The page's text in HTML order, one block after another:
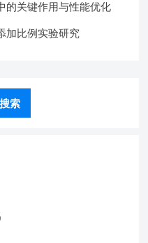
的关键作用与性能优化
加比例实验研究
搜索